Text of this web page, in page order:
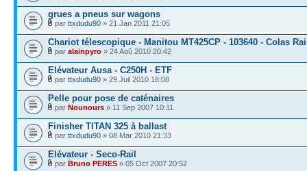
grues a pneus sur wagons
par ttxdudu90 » 21 Jan 2011 21:05
Chariot télescopique - Manitou MT425CP - 103640 - Colas
par alainpyro » 24 Aoû 2010 20:42
Elévateur Ausa - C250H - ETF
par ttxdudu90 » 29 Juil 2010 18:08
Pelle pour pose de caténaires
par Nounours » 11 Sep 2007 10:11
Finisher TITAN 325 à ballast
par ttxdudu90 » 08 Mar 2010 21:33
Elévateur - Seco-Rail
par Bruno PERES » 05 Oct 2007 20:52